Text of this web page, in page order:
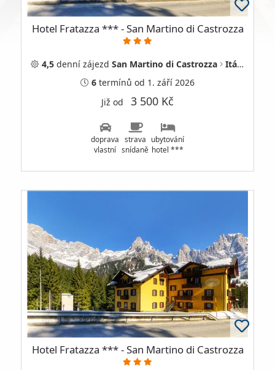
Hotel Fratazza *** - San Martino di Castrozza
4,5 denní zájezd San Martino di Castrozza
Itálie
6 termínů od 1. září 2026
Již od 3 500 Kč
doprava
vlastní
strava
snídaně
ubytování
hotel ***
Hotel Fratazza *** - San Martino di Castrozza